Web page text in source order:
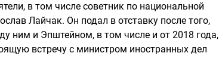
в том числе советник по национальной
Лайчак. Он подал в отставку после того,
ним и Эпштейном, в том числе и от 2018 года,
встречу с министром иностранных дел